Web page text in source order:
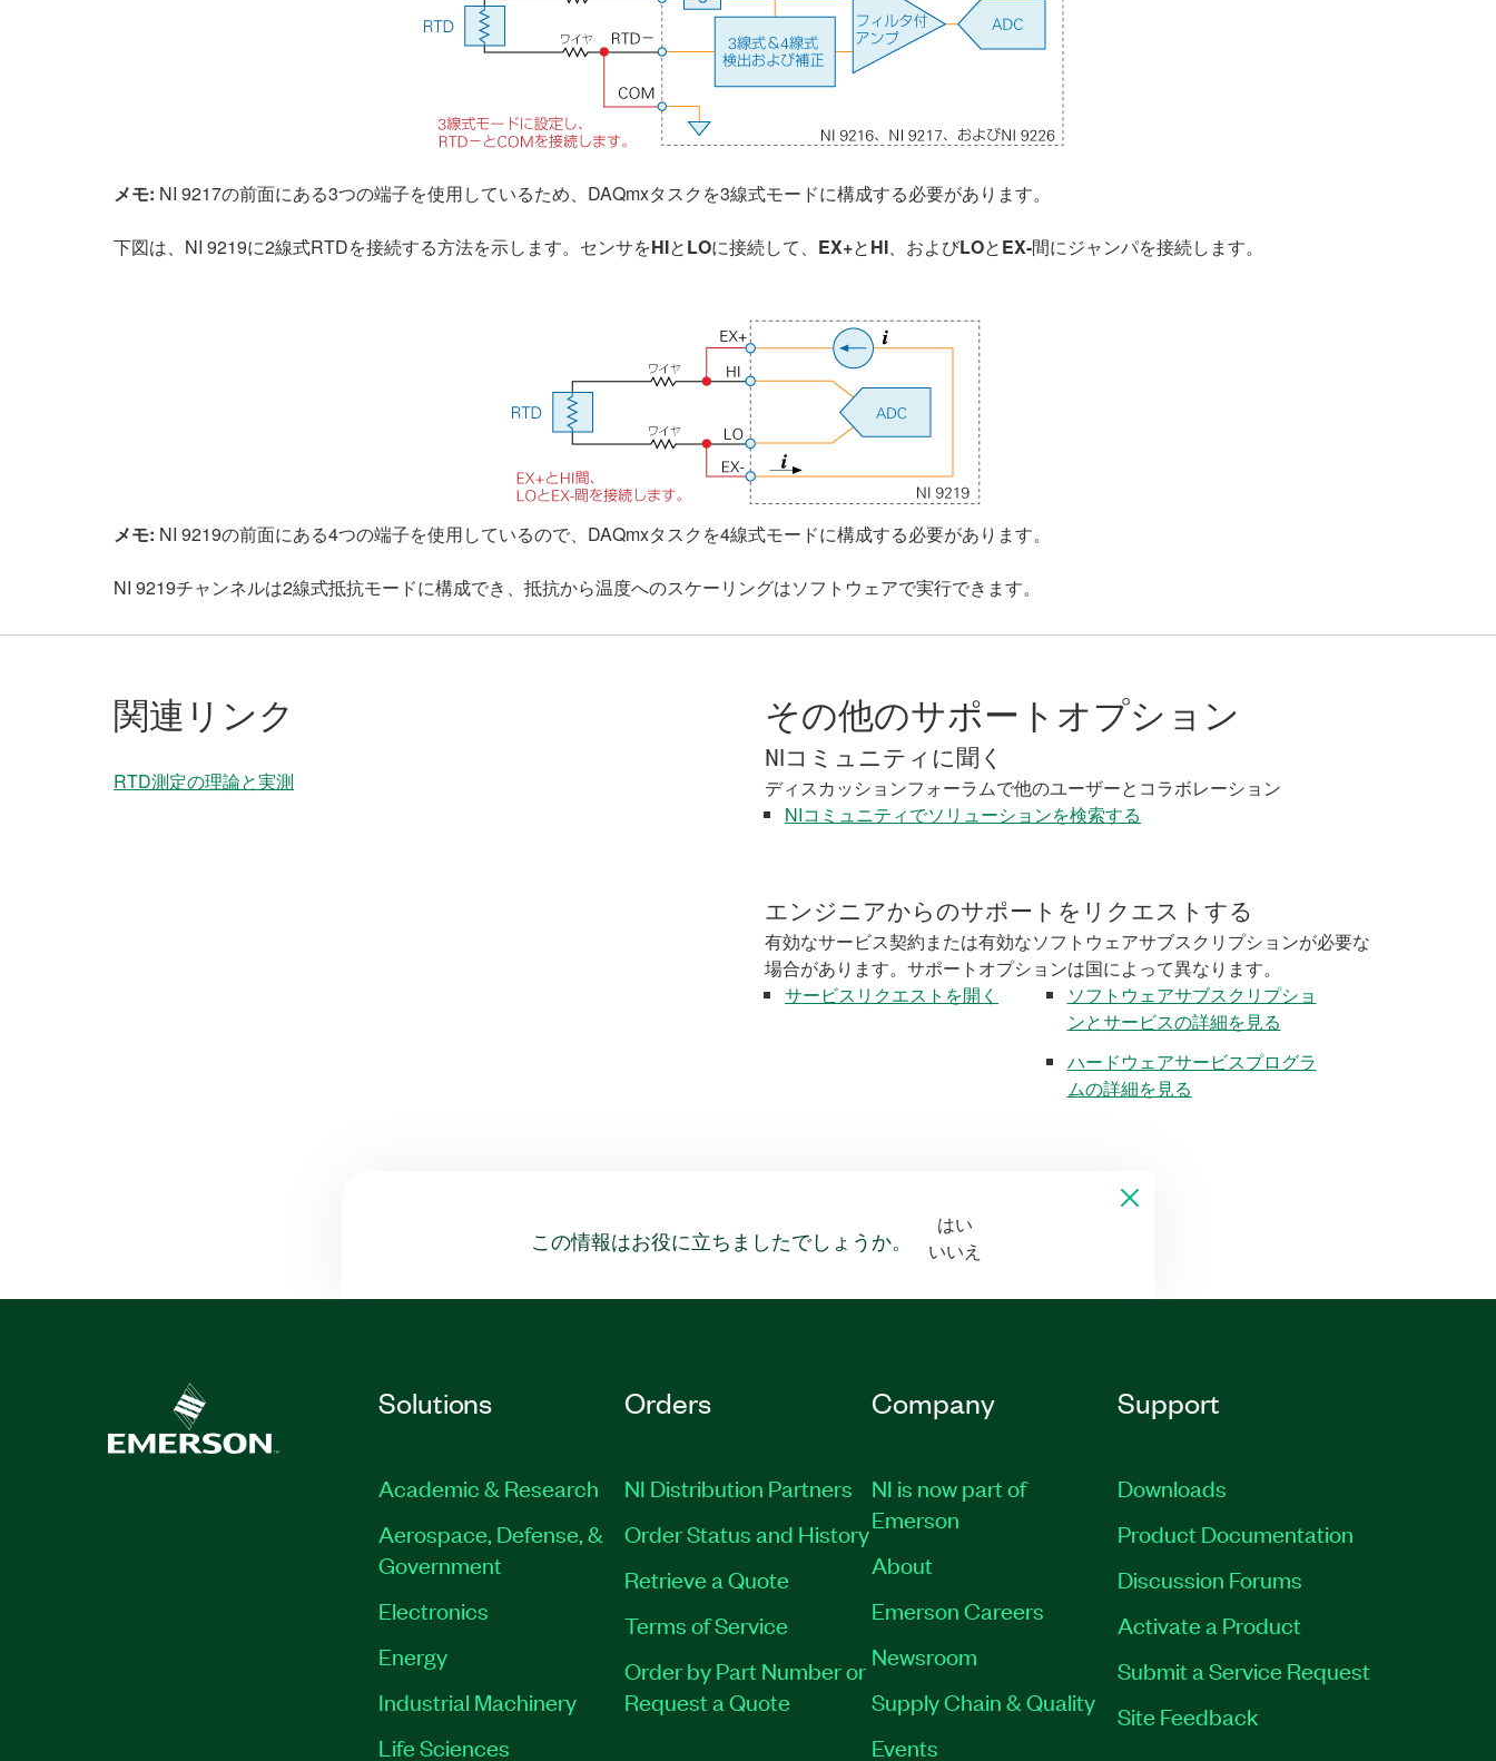
メモ: NI 9217の前面にある3つの端子を使用しているため、DAQmxタスクを3線式モードに構成する必要があります。
下図は、NI 9219に2線式RTDを接続する方法を示します。センサをHIとLOに接続して、 EX+とHI、およびLOとEX-間にジャンパを接続します。
メモ: NI 9219の前面にある4つの端子を使用しているので、DAQmxタスクを4線式モードに構成する必要があります。
NI 9219チャンネルは2線式抵抗モードに構成でき、抵抗から温度へのスケーリングはソフトウェアで実行できます。
関連リンク
RTD測定の理論と実測
その他のサポートオプション
NIコミュニティに聞く
ディスカッションフォーラムで他のユーザーとコラボレーション
NIコミュニティでソリューションを検索する
エンジニアからのサポートをリクエストする
有効なサービス契約または有効なソフトウェアサブスクリプションが必要な
場合があります。サポートオプションは国によって異なります。
サービスリクエストを開く
ソフトウェアサブスクリプショ
ンとサービスの詳細を見る
ハードウェアサービスプログラ
ムの詳細を見る
この情報はお役に立ちましたでしょうか。
はい
いいえ
Solutions
Academic & Research
Aerospace, Defense, &
Government
Electronics
Energy
Industrial Machinery
Life Sciences
Orders
NI Distribution Partners
Order Status and History
Retrieve a Quote
Terms of Service
Order by Part Number or
Request a Quote
Company
NI is now part of
Emerson
About
Emerson Careers
Newsroom
Supply Chain & Quality
Events
Support
Downloads
Product Documentation
Discussion Forums
Activate a Product
Submit a Service Request
Site Feedback